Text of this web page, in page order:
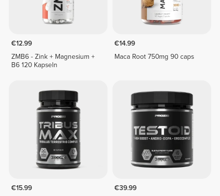
€12.99
ZMB6 - Zink + Magnesium +
B6 120 Kapseln
€14.99
Maca Root 750mg 90 caps
€15.99
€39.99